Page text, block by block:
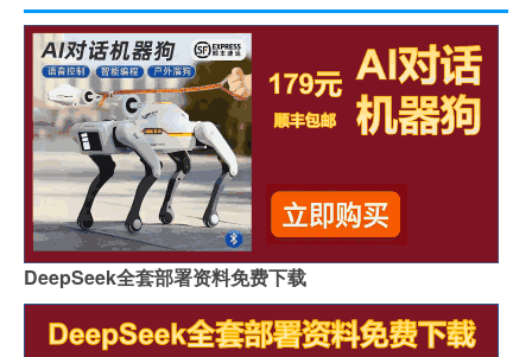
DeepSeek全套部署资料免费下载